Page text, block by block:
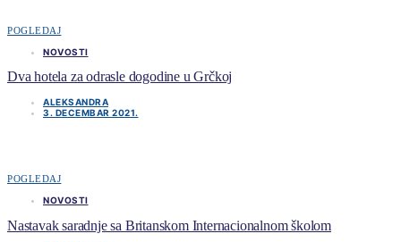
POGLEDAJ
NOVOSTI
Dva hotela za odrasle dogodine u Grčkoj
ALEKSANDRA
3. DECEMBAR 2021.
POGLEDAJ
NOVOSTI
Nastavak saradnje sa Britanskom Internacionalnom školom